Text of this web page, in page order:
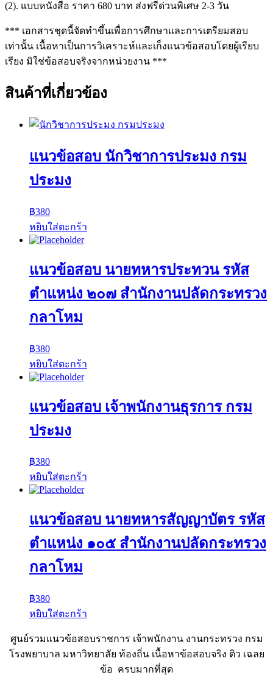
(2). แบบหนังสือ ราคา 680 บาท ส่งฟรีด่วนพิเศษ 2-3 วัน
*** เอกสารชุดนี้จัดทำขึ้นเพื่อการศึกษาและการเตรียมสอบ
เท่านั้น เนื้อหาเป็นการวิเคราะห์และเก็งแนวข้อสอบโดยผู้เรียบ
เรียง มิใช่ข้อสอบจริงจากหน่วยงาน ***
สินค้าที่เกี่ยวข้อง
แนวข้อสอบ นักวิชาการประมง กรม
ประมง
฿380
หยิบใส่ตะกร้า
แนวข้อสอบ นายทหารประทวน รหัส
ตำแหน่ง ๒๐๗ สำนักงานปลัดกระทรวง
กลาโหม
฿380
หยิบใส่ตะกร้า
แนวข้อสอบ เจ้าพนักงานธุรการ กรม
ประมง
฿380
หยิบใส่ตะกร้า
แนวข้อสอบ นายทหารสัญญาบัตร รหัส
ตำแหน่ง ๑๐๕ สำนักงานปลัดกระทรวง
กลาโหม
฿380
หยิบใส่ตะกร้า
ศูนย์รวมแนวข้อสอบราชการ เจ้าพนักงาน งานกระทรวง กรม
โรงพยาบาล มหาวิทยาลัย ท้องถิ่น เนื้อหาข้อสอบจริง ติว เฉลย
ข้อ ครบมากที่สุด